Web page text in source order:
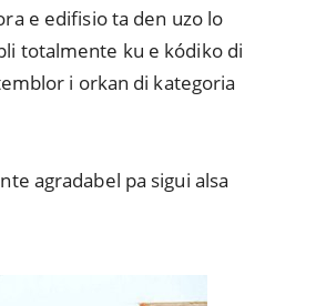
e edifisio ta den uzo lo
totalmente ku e kódiko di
i orkan di kategoria
agradabel pa sigui alsa